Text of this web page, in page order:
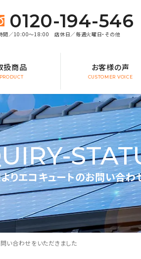
0120-194-546
間／10:00～18:00 店休日／毎週火曜日・その他
扱商品
PRODUCT
お客様の声
CUSTOMER VOICE
りエコキュートのお問い合わ
い合わせをいただきました